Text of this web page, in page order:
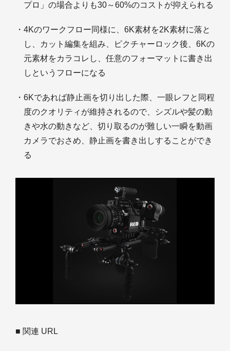
プロ」の場合よりも30～60%のコストが抑えられる
・4Kのワークフロー同様に、6K素材を2K素材に落と
し、カット編集を組み、ピクチャーロック後、6Kの
元素材をカラコレし、任意のフォーマットに書き出
しというフローになる
・6Kであれば静止画を切り出した際、一眼レフと同程
度のクオリティが維持されるので、シズルや髪の動
きや水の動きなど、切り取るのが難しい一瞬を動画
カメラでおさめ、静止画を書き出しすることができ
る
■ 関連 URL